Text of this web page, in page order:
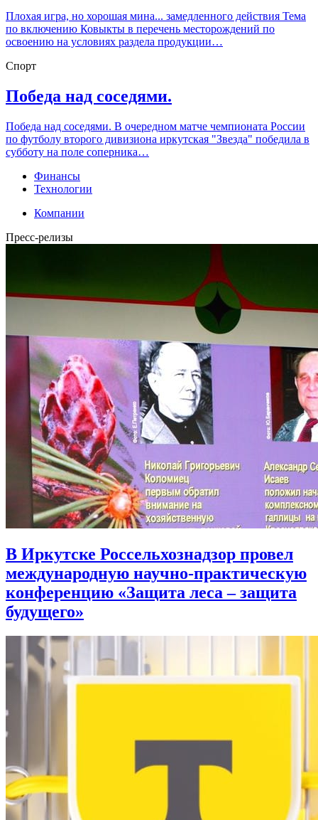
Плохая игра, но хорошая мина... замедленного действия Тема
по включению Ковыкты в перечень месторождений по
освоению на условиях раздела продукции…
Спорт
Победа над соседями.
Победа над соседями. В очередном матче чемпионата России
по футболу второго дивизиона иркутская "Звезда" победила в
субботу на поле соперника…
Финансы
Технологии
Компании
Пресс-релизы
В Иркутске Россельхознадзор провел
международную научно-практическую
конференцию «Защита леса – защита
будущего»